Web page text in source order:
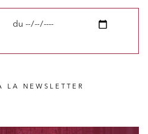
du
LA NEWSLETTER